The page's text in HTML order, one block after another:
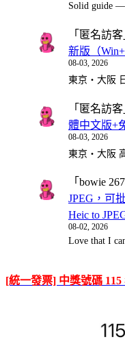
Solid guide
「 匿名訪客
新版（
08-03, 2026
東京・大阪
「 匿名訪客
體中文版+
08-03, 2026
東京・大阪
「 bowie
JPEG，可
Heic to
08-02, 2026
Love that I
[統一發票] 中獎號碼 115